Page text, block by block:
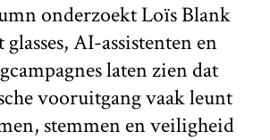
onderzoekt Loïs Blank
glasses, AI-assistenten en
laten zien dat
vooruitgang vaak leunt
stemmen en veiligheid